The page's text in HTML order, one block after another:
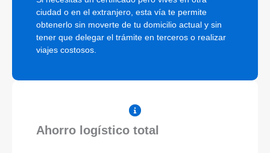
ciudad o en el extranjero, esta vía te permite
obtenerlo sin moverte de tu domicilio actual y sin
tener que delegar el trámite en terceros o realizar
viajes costosos.
Ahorro logístico total